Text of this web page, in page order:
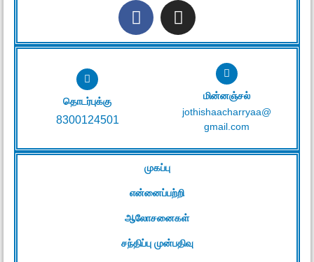
முகப்பு
என்னைப்பற்றி
ஆலோசனைகள்
சந்திப்பு முன்பதிவு
தொடர்புக்கு
8300124501
மின்னஞ்சல்
jothishaacharryaa@
gmail.com